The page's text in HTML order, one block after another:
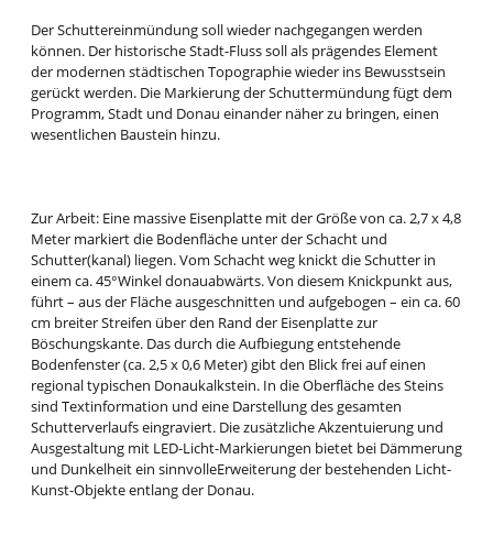
Der Schuttereinmündung soll wieder nachgegangen werden
können. Der historische Stadt-Fluss soll als prägendes Element
der modernen städtischen Topographie wieder ins Bewusstsein
gerückt werden. Die Markierung der Schuttermündung fügt dem
Programm, Stadt und Donau einander näher zu bringen, einen
wesentlichen Baustein hinzu.
Zur Arbeit: Eine massive Eisenplatte mit der Größe von ca. 2,7 x 4,8
Meter markiert die Bodenfläche unter der Schacht und
Schutter(kanal) liegen. Vom Schacht weg knickt die Schutter in
einem ca. 45°Winkel donauabwärts. Von diesem Knickpunkt aus,
führt – aus der Fläche ausgeschnitten und aufgebogen – ein ca. 60
cm breiter Streifen über den Rand der Eisenplatte zur
Böschungskante. Das durch die Aufbiegung entstehende
Bodenfenster (ca. 2,5 x 0,6 Meter) gibt den Blick frei auf einen
regional typischen Donaukalkstein. In die Oberfläche des Steins
sind Textinformation und eine Darstellung des gesamten
Schutterverlaufs eingraviert. Die zusätzliche Akzentuierung und
Ausgestaltung mit LED-Licht-Markierungen bietet bei Dämmerung
und Dunkelheit ein sinnvolleErweiterung der bestehenden Licht-
Kunst-Objekte entlang der Donau.